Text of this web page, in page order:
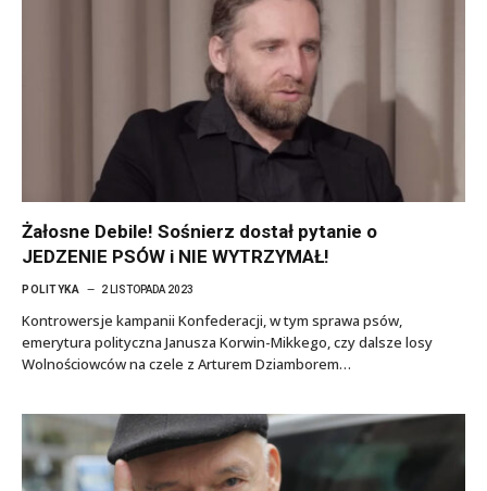
Żałosne Debile! Sośnierz dostał pytanie o
JEDZENIE PSÓW i NIE WYTRZYMAŁ!
POLITYKA 2 LISTOPADA 2023
Kontrowersje kampanii Konfederacji, w tym sprawa psów,
emerytura polityczna Janusza Korwin-Mikkego, czy dalsze losy
Wolnościowców na czele z Arturem Dziamborem…